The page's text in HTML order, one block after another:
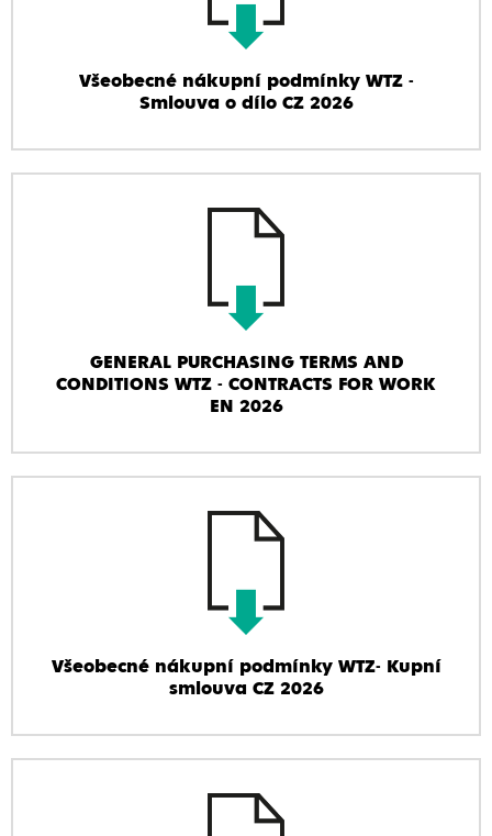
Všeobecné nákupní podmínky WTZ -
Smlouva o dílo CZ 2026
GENERAL PURCHASING TERMS AND
CONDITIONS WTZ - CONTRACTS FOR WORK
EN 2026
Všeobecné nákupní podmínky WTZ- Kupní
smlouva CZ 2026